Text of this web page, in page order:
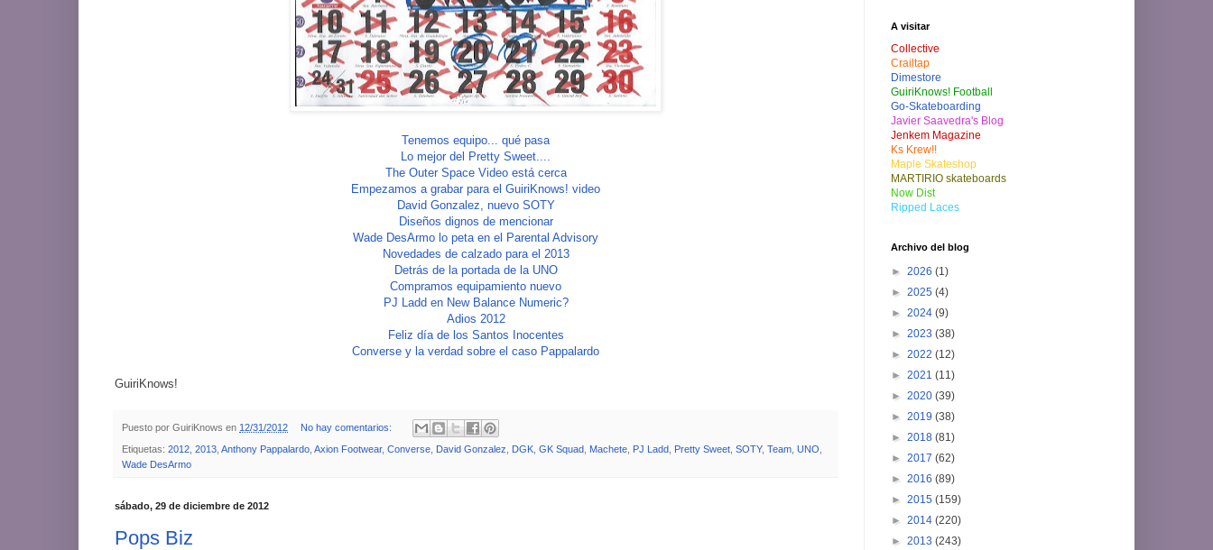
Tenemos equipo... qué pasa
Lo mejor del Pretty Sweet....
The Outer Space Video está cerca
Empezamos a grabar para el GuiriKnows! video
David Gonzalez, nuevo SOTY
Diseños dignos de mencionar
Wade DesArmo lo peta en el Parental Advisory
Novedades de calzado para el 2013
Detrás de la portada de la UNO
Compramos equipamiento nuevo
PJ Ladd en New Balance Numeric?
Adios 2012
Feliz día de los Santos Inocentes
Converse y la verdad sobre el caso Pappalardo
GuiriKnows!
Puesto por GuiriKnows en 12/31/2012 No hay comentarios:
Etiquetas: 2012, 2013, Anthony Pappalardo, Axion Footwear, Converse, David Gonzalez, DGK, GK Squad, Machete, PJ Ladd, Pretty Sweet, SOTY, Team, UNO,
Wade DesArmo
sábado, 29 de diciembre de 2012
Pops Biz
A visitar
Collective
Crailtap
Dimestore
GuiriKnows! Football
Go-Skateboarding
Javier Saavedra's Blog
Jenkem Magazine
Ks Krew!!
Maple Skateshop
MARTIRIO skateboards
Now Dist
Ripped Laces
Archivo del blog
► 2026 (1)
► 2025 (4)
► 2024 (9)
► 2023 (38)
► 2022 (12)
► 2021 (11)
► 2020 (39)
► 2019 (38)
► 2018 (81)
► 2017 (62)
► 2016 (89)
► 2015 (159)
► 2014 (220)
► 2013 (243)